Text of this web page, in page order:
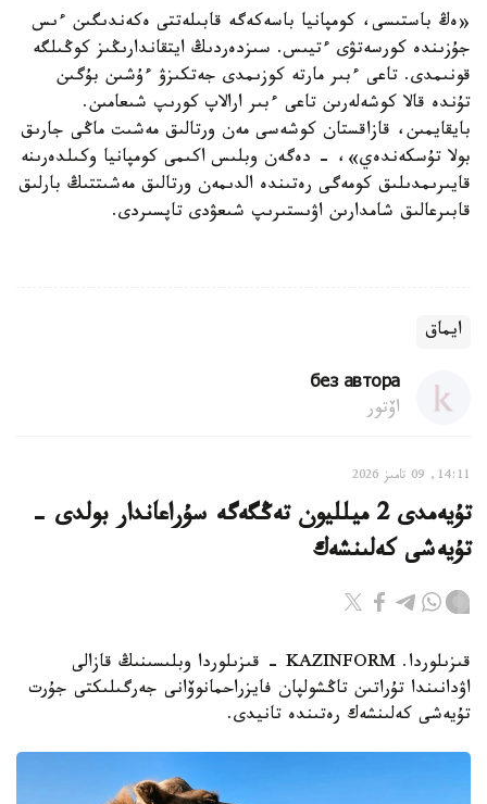
«ەڭ باستىسى، كومپانيا باسەكەگە قابىلەتتى ەكەندىگىن ءىس
جۇزىندە كورسەتۋى ءتيىس. سىزدەردىڭ ايتقاندارىڭىز كوڭىلگە
قونىمدى. تاعى ءبىر مارتە كوزىمدى جەتكىزۋ ءۇشىن بۇگىن
تۇندە قالا كوشەلەرىن تاعى ءبىر ارالاپ كورىپ شىعامىن.
بايقايمىن، قازاقستان كوشەسى مەن ورتالىق مەشىت ماڭى جارىق
بولا تۇسكەندەي»، - دەگەن وبلىس اكىمى كومپانيا وكىلدەرىنە
قايىرىمدىلىق كومەگى رەتىندە الدىمەن ورتالىق مەشىتتىڭ بارلىق
قابىرعالىق شامدارىن اۋىستىرىپ شىعۋدى تاپسىردى.
ايماق
без автора
اۆتور
14:11, 09 تامىز 2026
تۇيەمدى 2 ميلليون تەڭگەگە سۇراعاندار بولدى -
تۇيەشى كەلىنشەك
قىزىلوردا. KAZINFORM - قىزىلوردا وبلىسىنىڭ قازالى
اۋدانىندا تۇراتىن تاڭشولپان فايزراحمانوۆانى جەرگىلىكتى جۇرت
تۇيەشى كەلىنشەك رەتىندە تانيدى.